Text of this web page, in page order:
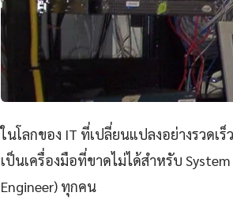
ในโลกของ IT ที่เปลี่ยนแปลงอย่างรวดเร็ว
เป็นเครื่องมือที่ขาดไม่ได้สำหรับ System
Engineer) ทุกคน